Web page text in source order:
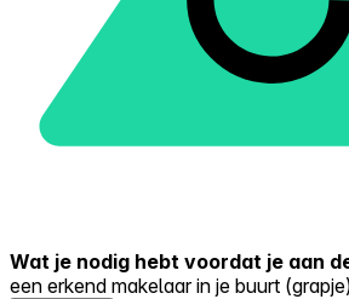
Wat je nodig hebt voordat je aan
een erkend makelaar in je buurt